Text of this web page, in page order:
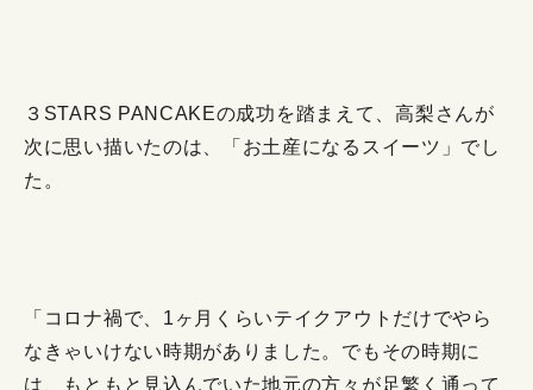
３STARS PANCAKEの成功を踏まえて、高梨さんが
次に思い描いたのは、「お土産になるスイーツ」でし
た。
「コロナ禍で、1ヶ月くらいテイクアウトだけでやら
なきゃいけない時期がありました。でもその時期に
は、もともと見込んでいた地元の方々が足繁く通って